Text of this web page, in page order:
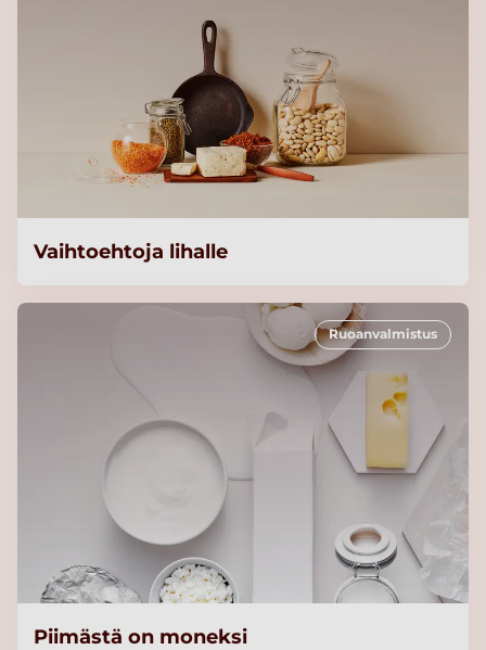
Vaihtoehtoja lihalle
Ruoanvalmistus
Piimästä on moneksi